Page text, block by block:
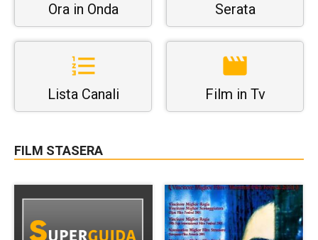
Ora in Onda Serata
Lista Canali Film in Tv
FILM STASERA